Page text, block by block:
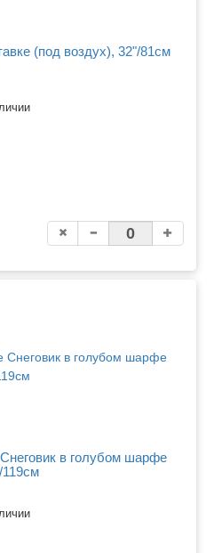
(под воздух), 32"/81см
в голубом шарфе
119см